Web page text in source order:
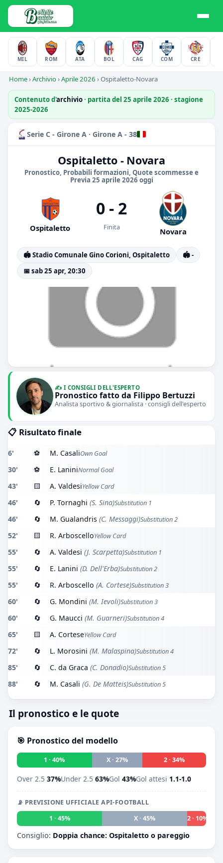
MIL ROM ATA BOL CAG COM CRE
Home›Archivio›Aprile 2026 ›Ospitaletto-Novara
Contenuto d'archivio· partita del 25 aprile 2026 · stagione
2025-2026
Serie C - Girone A · Girone A - 38
Ospitaletto - Novara
Pronostico, Probabili formazioni, Quote scommesse e
Previa 25 aprile 2026 oggi
Ospitaletto
0 - 2
Finita Novara
🏟️ Stadio Comunale Gino Corioni, Ospitaletto
🏟️ -
📅 sab 25 apr, 20:30
✍️ I CONSIGLI DELL'ESPERTO
Pronostico fatto da Filippo Bertuzzi
Analista sportivo & giornalista · consigli dell'esperto
📋 Risultato finale
6' ⚽ M. CasaliOwn Goal
30' ⚽ E. LaniniNormal Goal
43' 🟨 A. ValdesiYellow Card
46' 🔄 P. Tornaghi (S. Sina)Substitution 1
46' 🔄 M. Gualandris (C. Messaggi)Substitution 2
52' 🟨 R. ArboscelloYellow Card
55' 🔄 A. Valdesi (J. Scarpetta)Substitution 1
55' 🔄 E. Lanini (D. Dell'Erba)Substitution 2
55' 🔄 R. Arboscello (A. Cortese)Substitution 3
60' 🔄 G. Mondini (M. Ievoli)Substitution 3
60' 🔄 G. Maucci (M. Guarneri)Substitution 4
65' 🟨 A. CorteseYellow Card
72' 🔄 L. Morosini (M. Malaspina)Substitution 4
85' 🔄 C. da Graca (C. Donadio)Substitution 5
88' 🔄 M. Casali (G. De Matteis)Substitution 5
Il pronostico e le quote
🎯 Pronostico del modello
1 · 40% X · 27% 2 · 34%
Over 2.5 37%Under 2.5 63%Gol 43%Gol attesi 1.1-1.0
📡 PREVISIONE UFFICIALE API-FOOTBALL
1 · 45%
X · 45% 2 · 10%
Consiglio: Doppia chance: Ospitaletto o pareggio